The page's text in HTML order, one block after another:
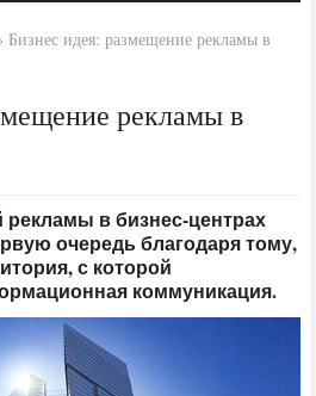
Бизнес идея: размещение рекламы в
рекламы в
в бизнес-центрах
очередь благодаря тому,
с которой
коммуникация.